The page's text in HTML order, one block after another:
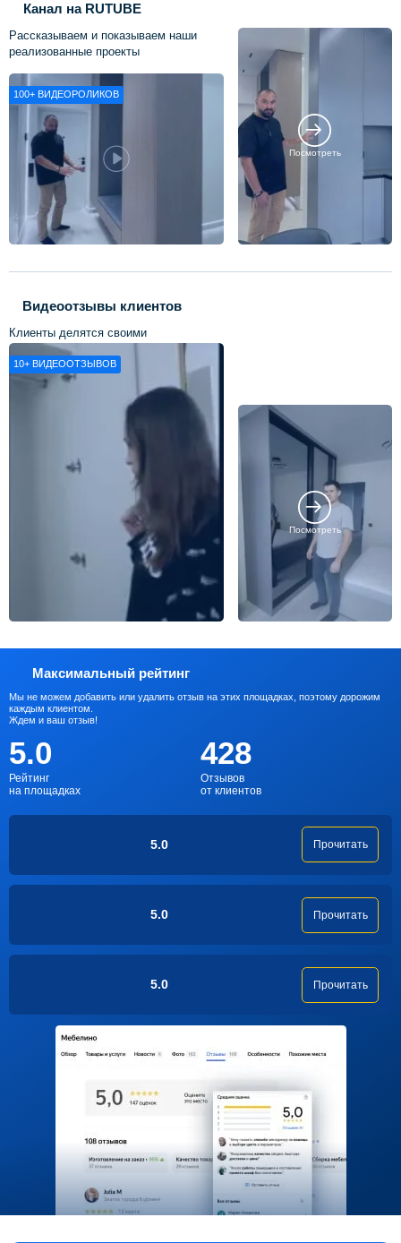
Канал на RUTUBE
Рассказываем и показываем наши
реализованные проекты
100+ ВИДЕОРОЛИКОВ
Посмотреть
Видеоотзывы клиентов
Клиенты делятся своими
впечатлениями о нашей работе
10+ ВИДЕООТЗЫВОВ
Посмотреть
Максимальный рейтинг
Мы не можем добавить или удалить отзыв на этих площадках, поэтому дорожим
каждым клиентом.
Ждем и ваш отзыв!
5.0
Рейтинг
на площадках
428
Отзывов
от клиентов
5.0 Прочитать
5.0 Прочитать
5.0 Прочитать